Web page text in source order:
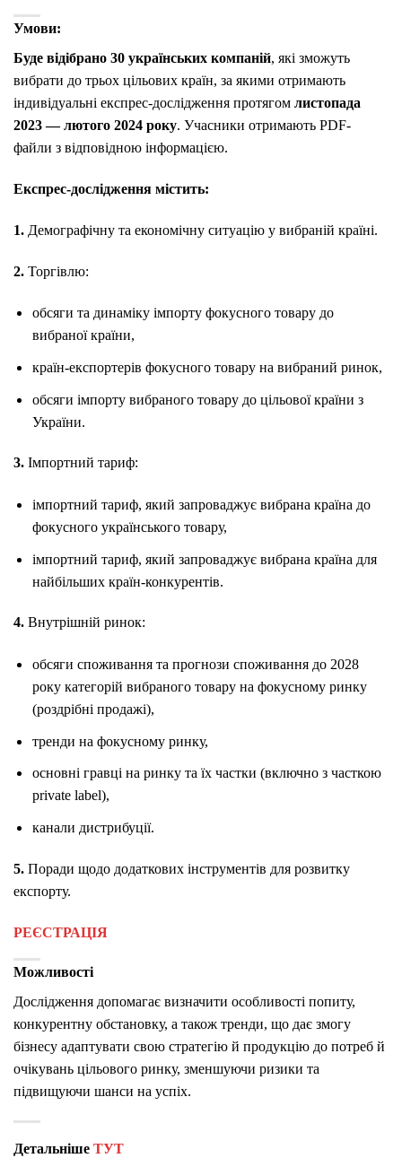
Умови:
Буде відібрано 30 українських компаній, які зможуть
вибрати до трьох цільових країн, за якими отримають
індивідуальні експрес-дослідження протягом листопада
2023 — лютого 2024 року. Учасники отримають PDF-
файли з відповідною інформацією.
Експрес-дослідження містить:
1. Демографічну та економічну ситуацію у вибраній країні.
2. Торгівлю:
обсяги та динаміку імпорту фокусного товару до
вибраної країни,
країн-експортерів фокусного товару на вибраний ринок,
обсяги імпорту вибраного товару до цільової країни з
України.
3. Імпортний тариф:
імпортний тариф, який запроваджує вибрана країна до
фокусного українського товару,
імпортний тариф, який запроваджує вибрана країна для
найбільших країн-конкурентів.
4. Внутрішній ринок:
обсяги споживання та прогнози споживання до 2028
року категорій вибраного товару на фокусному ринку
(роздрібні продажі),
тренди на фокусному ринку,
основні гравці на ринку та їх частки (включно з часткою
private label),
канали дистрибуції.
5. Поради щодо додаткових інструментів для розвитку
експорту.
РЕЄСТРАЦІЯ
Можливості
Дослідження допомагає визначити особливості попиту,
конкурентну обстановку, а також тренди, що дає змогу
бізнесу адаптувати свою стратегію й продукцію до потреб й
очікувань цільового ринку, зменшуючи ризики та
підвищуючи шанси на успіх.
Детальніше ТУТ